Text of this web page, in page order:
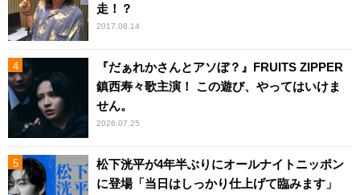
走！？
2017.08.14
『だぁれかさんとアソぼ？』FRUITS ZIPPER
鎮西寿々歌主演！ この遊び、やってはいけま
せん。
2026.07.25
松下洸平が4年半ぶりにオールナイトニッポン
に登場「当日はしっかり仕上げて臨みます」